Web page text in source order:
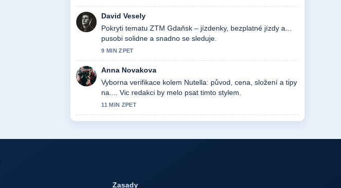
David Vesely
Pokryti tematu ZTM Gdaňsk – jízdenky, bezplatné jízdy a...
pusobi solidne a snadno se sleduje.
9 MIN ZPET
Anna Novakova
Vyborna verifikace kolem Nutella: původ, cena, složení a tipy
na.... Vic redakci by melo psat timto stylem.
11 MIN ZPET
Zasady